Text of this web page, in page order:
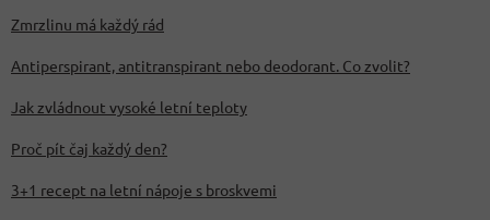
Zmrzlinu má každý rád
Antiperspirant, antitranspirant nebo deodorant. Co zvolit?
Jak zvládnout vysoké letní teploty
Proč pít čaj každý den?
3+1 recept na letní nápoje s broskvemi